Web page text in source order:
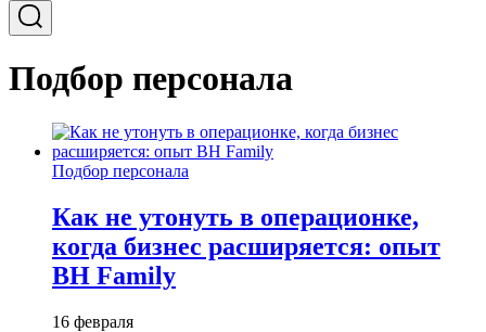
Подбор персонала
Подбор персонала
Как не утонуть в операционке,
когда бизнес расширяется: опыт
BH Family
16 февраля